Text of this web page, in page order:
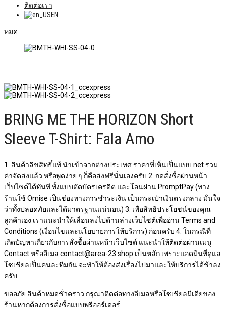
ติดต่อเรา
EN
หมด
BRING ME THE HORIZON Short
Sleeve T-Shirt: Fala Amo
1. สินค้าลิขสิทธิ์แท้ นำเข้าจากต่างประเทศ ราคาที่เห็นเป็นแบบ net รวม
ค่าจัดส่งแล้ว หรือพูดง่าย ๆ ก็คือส่งฟรีนั่นเองครับ 2. กดสั่งซื้อผ่านหน้า
เว็บไซต์ได้ทันที ทั้งแบบตัดบัตรเครดิต และโอนผ่าน PromptPay (ทาง
ร้านใช้ Omise เป็นช่องทางการชำระเงิน เป็นกระเป๋าเงินตรงกลาง มั่นใจ
ว่าทั้งปลอดภัยและได้มาตรฐานแน่นอน) 3. เพื่อสิทธิประโยชน์ของคุณ
ลูกค้าเอง เราแนะนำให้เลื่อนลงไปด้านล่างเว็บไซต์เพื่ออ่าน Terms and
Conditions (เงื่อนไขและนโยบายการให้บริการ) ก่อนครับ 4. ในกรณีที่
เกิดปัญหาเกี่ยวกับการสั่งซื้อผ่านหน้าเว็บไซต์​ แนะนำให้ติดต่อผ่านเมนู
Contact หรืออีเมล contact@area-23.shop เป็นหลัก เพราะแอดมินที่ดูแล
โซเชียลเป็นคนละทีมกัน จะทำให้ต้องส่งเรื่องไปมาและให้บริการได้ช้าลง
ครับ
ขออภัย สินค้าหมดชั่วคราว กรุณาติดต่อทางอีเมลหรือโซเชียลมีเดียของ
ร้านหากต้องการสั่งซื้อแบบพรีออร์เดอร์